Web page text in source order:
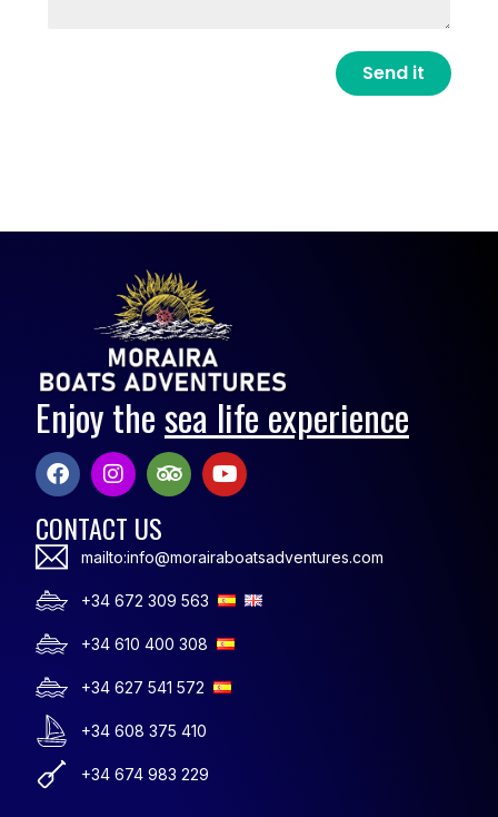
Send it
Enjoy thesea life experience
CONTACT US
mailto:info@morairaboatsadventures.com
+34 672 309 563
+34 610 400 308
+34 627 541 572
+34 608 375 410
+34 674 983 229